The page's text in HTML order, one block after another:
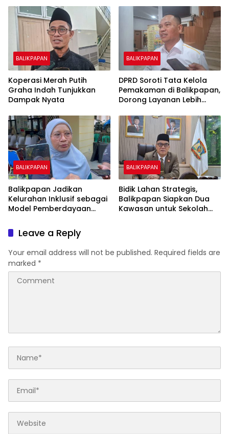
BALIKPAPAN
Koperasi Merah Putih
Graha Indah Tunjukkan
Dampak Nyata
BALIKPAPAN
DPRD Soroti Tata Kelola
Pemakaman di Balikpapan,
Dorong Layanan Lebih
Biaya Warga
BALIKPAPAN
Balikpapan Jadikan
Kelurahan Inklusif sebagai
Model Pemberdayaan
BALIKPAPAN
Bidik Lahan Strategis,
Balikpapan Siapkan Dua
Kawasan untuk Sekolah
Leave a Reply
Your email address will not be published. Required fields are
marked *